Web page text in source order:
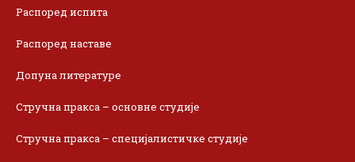
Распоред испита
Распоред наставе
Допуна литературе
Стручна пракса – основне студије
Стручна пракса – специјалистичке студије